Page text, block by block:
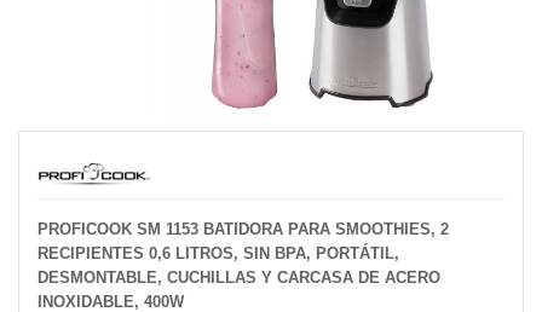
PROFICOOK SM 1153 BATIDORA PARA SMOOTHIES, 2
RECIPIENTES 0,6 LITROS, SIN BPA, PORTÁTIL,
DESMONTABLE, CUCHILLAS Y CARCASA DE ACERO
INOXIDABLE, 400W